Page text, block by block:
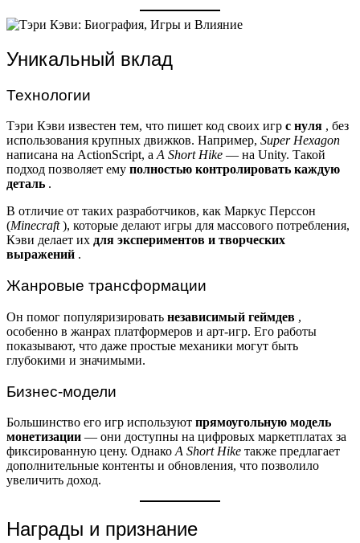
Уникальный вклад
Технологии
Тэри Кэви известен тем, что пишет код своих игр с нуля , без
использования крупных движков. Например, Super Hexagon
написана на ActionScript, а A Short Hike — на Unity. Такой
подход позволяет ему полностью контролировать каждую
деталь .
В отличие от таких разработчиков, как Маркус Перссон
(Minecraft), которые делают игры для массового потребления,
Кэви делает их для экспериментов и творческих
выражений .
Жанровые трансформации
Он помог популяризировать независимый геймдев ,
особенно в жанрах платформеров и арт-игр. Его работы
показывают, что даже простые механики могут быть
глубокими и значимыми.
Бизнес-модели
Большинство его игр используют прямоугольную модель
монетизации — они доступны на цифровых маркетплатах за
фиксированную цену. Однако A Short Hike также предлагает
дополнительные контенты и обновления, что позволило
увеличить доход.
Награды и признание